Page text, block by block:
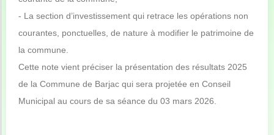
- La section d’investissement qui retrace les opérations non
courantes, ponctuelles, de nature à modifier le patrimoine de
la commune.
Cette note vient préciser la présentation des résultats 2025
de la Commune de Barjac qui sera projetée en Conseil
Municipal au cours de sa séance du 03 mars 2026.